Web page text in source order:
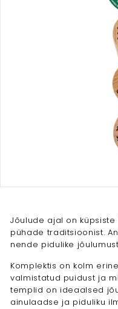
Jõulude ajal on
pühade traditsioonist.
nende pidulike
Komplektis on kolm
valmistatud puidust ja
templid on ideaalsed
ainulaadse ja piduliku